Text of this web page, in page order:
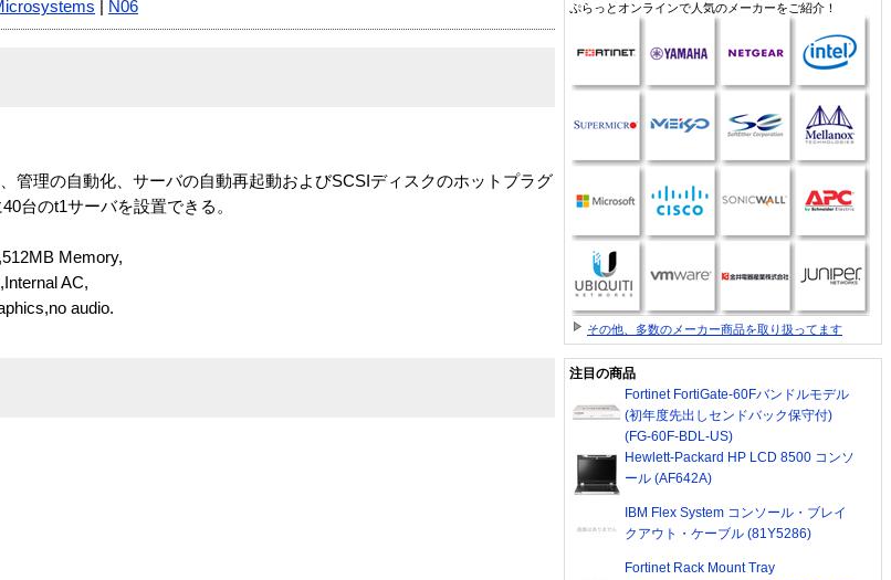
N06
管理の自動化、サーバの自動再起動およびSCSIディスクのホットプラグ
台のt1サーバを設置できる。
Memory,
AC,
audio.
ぷらっとオンラインで人気のメーカーをご紹介！
その他、多数のメーカー商品を取り扱ってます
注目の商品
Fortinet FortiGate-60Fバンドルモデル
(初年度先出しセンドバック保守付)
(FG-60F-BDL-US)
Hewlett-Packard HP LCD 8500 コンソ
ール (AF642A)
IBM Flex System コンソール・ブレイ
クアウト・ケーブル (81Y5286)
Fortinet Rack Mount Tray